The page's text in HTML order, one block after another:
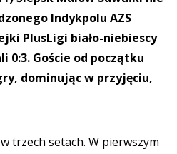
Indykpolu AZS
PlusLigi biało-niebiescy
0:3. Goście od początku
dominując w przyjęciu,
trzech setach. W pierwszym